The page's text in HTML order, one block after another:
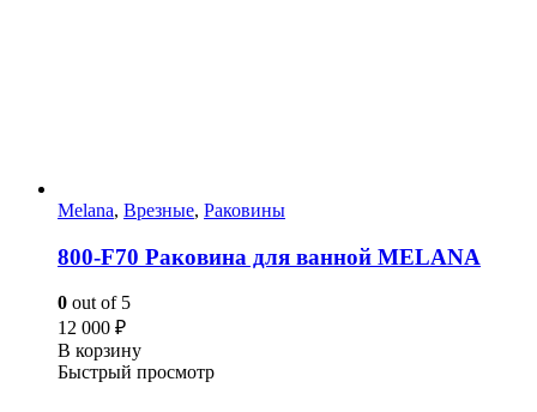
Melana, Врезные, Раковины
800-F70 Раковина для ванной MELANA
0 out of 5
12 000 ₽
В корзину
Быстрый просмотр